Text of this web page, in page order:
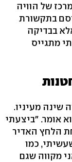
של הוויה
שמפורסם בתקשורת
בבדיקה
מתגייס
שינה מעיניו.
אומר. "ביצעתי
הלחץ האדיר
כמו
מקווה שגם